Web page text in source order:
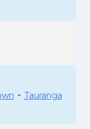
- Tauranga